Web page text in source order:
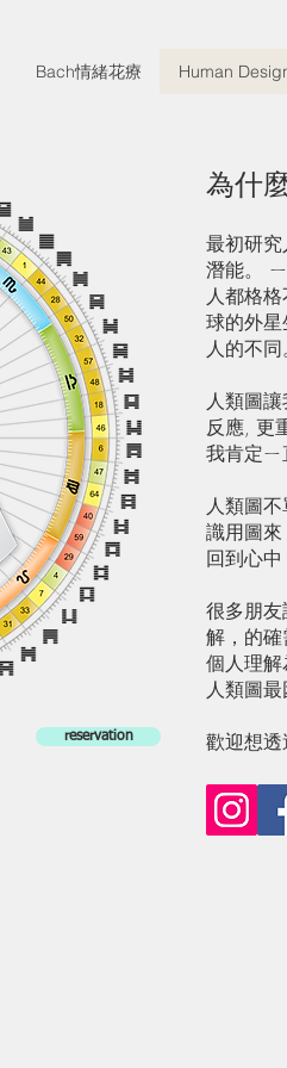
Bach情緒花療 Human
reservation
為什
最初研
潛能。
人都格
球的外
人的不同。
人類圖
反應, 更
我肯定ㄧ
人類圖
識用圖
回到心中
很多朋
解，的
個人理
人類圖最
歡迎想透